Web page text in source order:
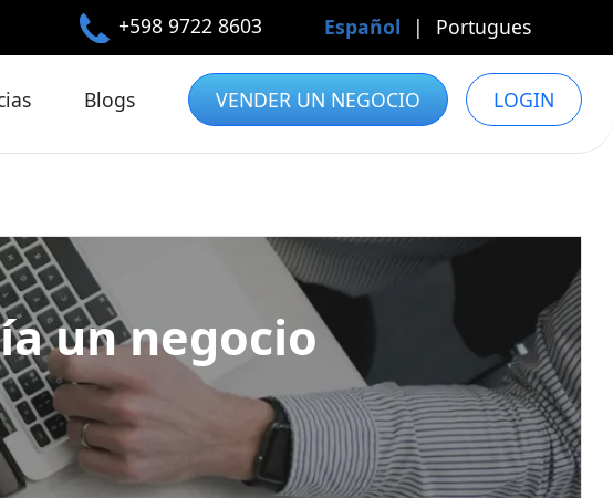
+598 9722 8603 Español | Portugues
Blogs VENDER UN NEGOCIO LOGIN
un negocio